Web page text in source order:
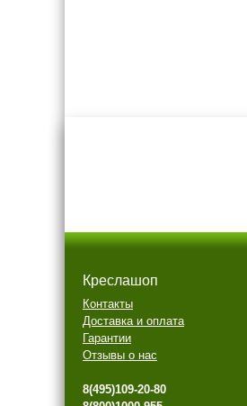
Креслашоп
Контакты
Доставка и оплата
Гарантии
Отзывы о нас
8(495)109-20-80